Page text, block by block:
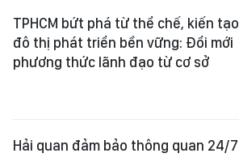
TPHCM bứt phá từ thể chế, kiến tạo
đô thị phát triển bền vững: Đổi mới
phương thức lãnh đạo từ cơ sở
Hải quan đảm bảo thông quan 24/7